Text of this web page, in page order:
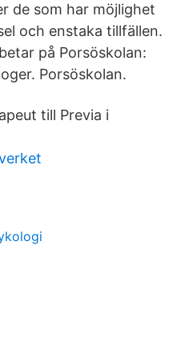
de som har möjlighet
och enstaka tillfällen.
på Porsöskolan:
Porsöskolan.
till Previa i